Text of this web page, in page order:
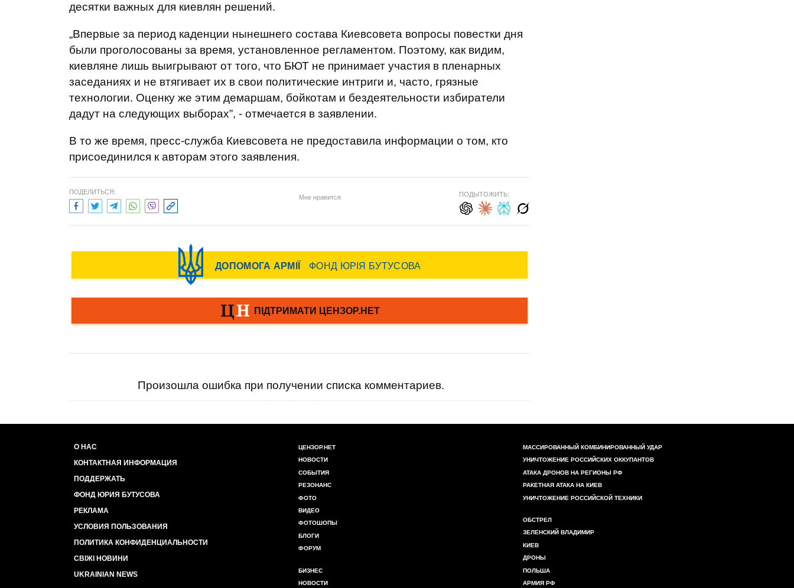
десятки важных для киевлян решений.
„Впервые за период каденции нынешнего состава Киевсовета вопросы повестки дня
были проголосованы за время, установленное регламентом. Поэтому, как видим,
киевляне лишь выигрывают от того, что БЮТ не принимает участия в пленарных
заседаниях и не втягивает их в свои политические интриги и, часто, грязные
технологии. Оценку же этим демаршам, бойкотам и бездеятельности избиратели
дадут на следующих выборах”, - отмечается в заявлении.
В то же время, пресс-служба Киевсовета не предоставила информации о том, кто
присоединился к авторам этого заявления.
ПОДЕЛИТЬСЯ:
Мне нравится ПОДЫТОЖИТЬ:
Произошла ошибка при получении списка комментариев.
О НАС
КОНТАКТНАЯ ИНФОРМАЦИЯ
ПОДДЕРЖАТЬ
ФОНД ЮРИЯ БУТУСОВА
РЕКЛАМА
УСЛОВИЯ ПОЛЬЗОВАНИЯ
ПОЛИТИКА КОНФИДЕНЦИАЛЬНОСТИ
СВІЖІ НОВИНИ
UKRAINIAN NEWS
ЦЕНЗОР.НЕТ
НОВОСТИ
СОБЫТИЯ
РЕЗОНАНС
ФОТО
ВИДЕО
ФОТОШОПЫ
БЛОГИ
ФОРУМ
БИЗНЕС
НОВОСТИ
МАССИРОВАННЫЙ КОМБИНИРОВАННЫЙ УДАР
УНИЧТОЖЕНИЕ РОССИЙСКИХ ОККУПАНТОВ
АТАКА ДРОНОВ НА РЕГИОНЫ РФ
РАКЕТНАЯ АТАКА НА КИЕВ
УНИЧТОЖЕНИЕ РОССИЙСКОЙ ТЕХНИКИ
ОБСТРЕЛ
ЗЕЛЕНСКИЙ ВЛАДИМИР
КИЕВ
ДРОНЫ
ПОЛЬША
АРМИЯ РФ